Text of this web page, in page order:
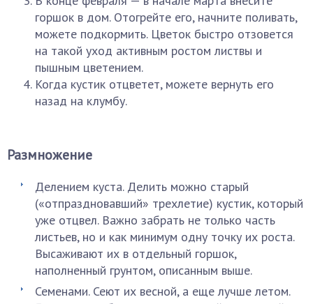
горшок в дом. Отогрейте его, начните поливать,
можете подкормить. Цветок быстро отзовется
на такой уход активным ростом листвы и
пышным цветением.
Когда кустик отцветет, можете вернуть его
назад на клумбу.
Размножение
Делением куста. Делить можно старый
(«отпраздновавший» трехлетие) кустик, который
уже отцвел. Важно забрать не только часть
листьев, но и как минимум одну точку их роста.
Высаживают их в отдельный горшок,
наполненный грунтом, описанным выше.
Семенами. Сеют их весной, а еще лучше летом.